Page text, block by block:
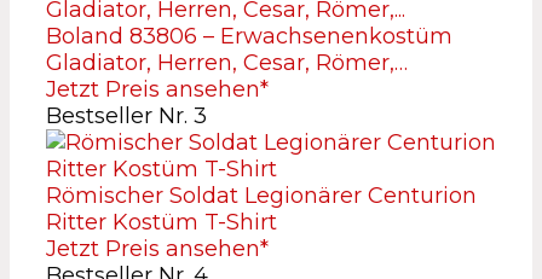
Boland 83806 – Erwachsenenkostüm
Gladiator, Herren, Cesar, Römer,…
Jetzt Preis ansehen*
Bestseller Nr. 3
Römischer Soldat Legionärer Centurion
Ritter Kostüm T-Shirt
Jetzt Preis ansehen*